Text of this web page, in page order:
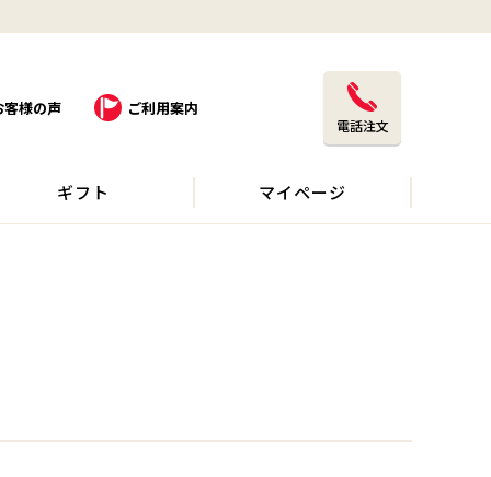
客様の声 ご利用案内
電話注文
ギフト マイページ